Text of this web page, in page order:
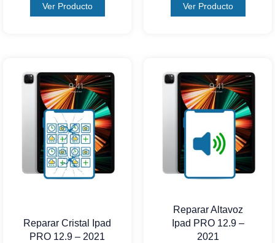
Ver Producto Ver Producto
Reparar Cristal Ipad
PRO 12.9 – 2021
Reparar Altavoz
Ipad PRO 12.9 –
2021